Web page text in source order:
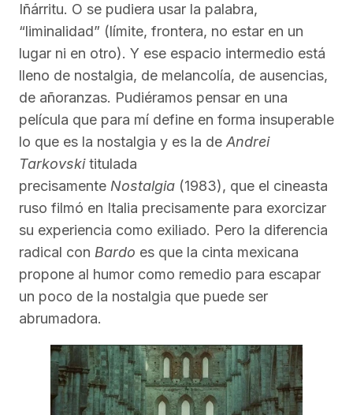
Iñárritu. O se pudiera usar la palabra,
“liminalidad” (límite, frontera, no estar en un
lugar ni en otro). Y ese espacio intermedio está
lleno de nostalgia, de melancolía, de ausencias,
de añoranzas. Pudiéramos pensar en una
película que para mí define en forma insuperable
lo que es la nostalgia y es la de Andrei
Tarkovskititulada
precisamente Nostalgia (1983), que el cineasta
ruso filmó en Italia precisamente para exorcizar
su experiencia como exiliado. Pero la diferencia
radical con Bardo es que la cinta mexicana
propone al humor como remedio para escapar
un poco de la nostalgia que puede ser
abrumadora.